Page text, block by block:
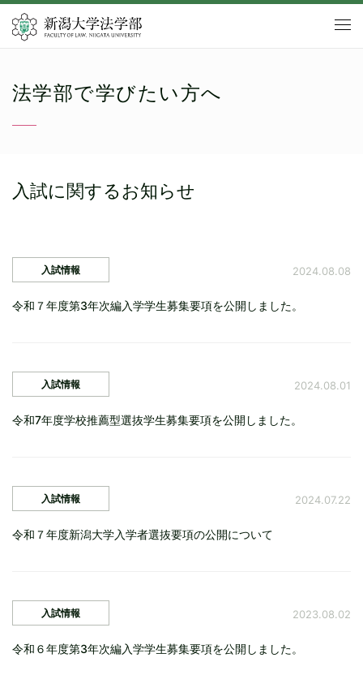
法学部で学びたい方へ
入試に関するお知らせ
入試情報
令和７年度第3年次編入学学生募集要項を公開しました。
2024.08.08
入試情報
令和7年度学校推薦型選抜学生募集要項を公開しました。
2024.08.01
入試情報
令和７年度新潟大学入学者選抜要項の公開について
2024.07.22
入試情報
令和６年度第3年次編入学学生募集要項を公開しました。
2023.08.02